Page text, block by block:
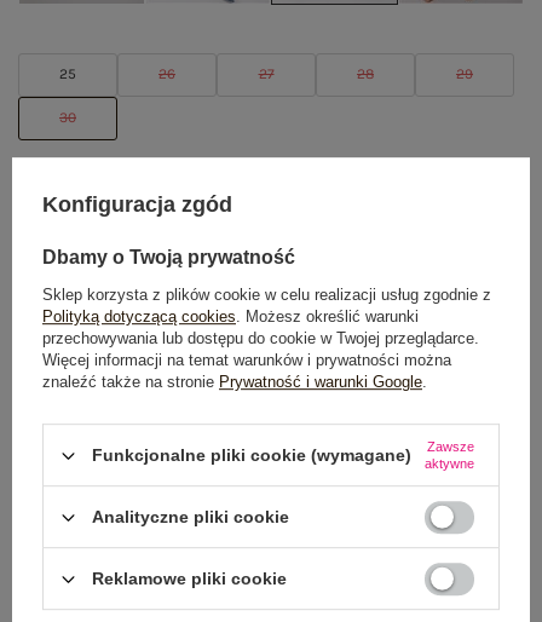
25 26 27 28 29
30
POWIADOM O DOSTĘPNOŚCI
Dostawaod 7,99 zł
Wysyłka jutro
OPIS PRODUKTU
Konfiguracja zgód
Dbamy o Twoją prywatność
Sklep korzysta z plików cookie w celu realizacji usług zgodnie z
Polityką dotyczącą cookies. Możesz określić warunki
przechowywania lub dostępu do cookie w Twojej przeglądarce.
Więcej informacji na temat warunków i prywatności można
znaleźć także na stronie Prywatność i warunki Google.
Funkcjonalne pliki cookie (wymagane)
Zawsze
aktywne
Analityczne pliki cookie
Reklamowe pliki cookie